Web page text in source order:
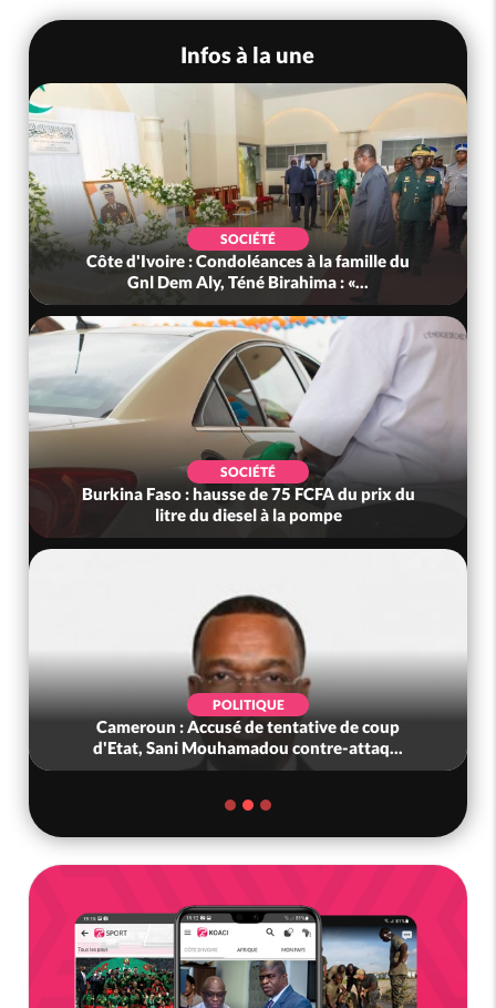
Infos à la une
SOCIÉTÉ
Côte d'Ivoire : Condoléances à la famille du
Gnl Dem Aly, Téné Birahima : «...
SOCIÉTÉ
Burkina Faso : hausse de 75 FCFA du prix du
litre du diesel à la pompe
POLITIQUE
Cameroun : Accusé de tentative de coup
d'Etat, Sani Mouhamadou contre-attaq...